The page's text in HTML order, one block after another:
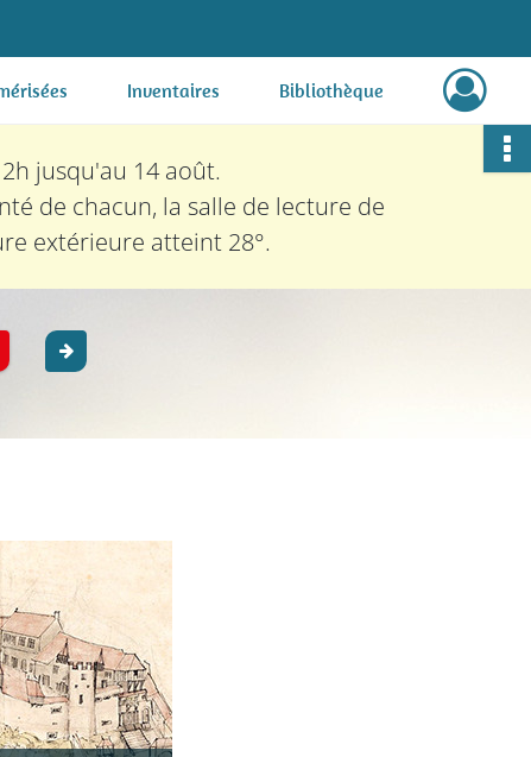
Inventaires Bibliothèque
jusqu'au 14 août.
de chacun, la salle de lecture de
extérieure atteint 28°.